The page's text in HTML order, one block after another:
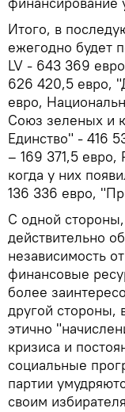
Итого, в
ежегодно будет
LV - 643 369
626 420,5 евро,
евро,
Союз зеленых и
Единство" - 416
– 169 371,5 евро,
когда у них
136 336 евро,
С одной
действительно
независимость
финансовые
более
другой стороны,
этично
кризиса и
социальные
партии
своим